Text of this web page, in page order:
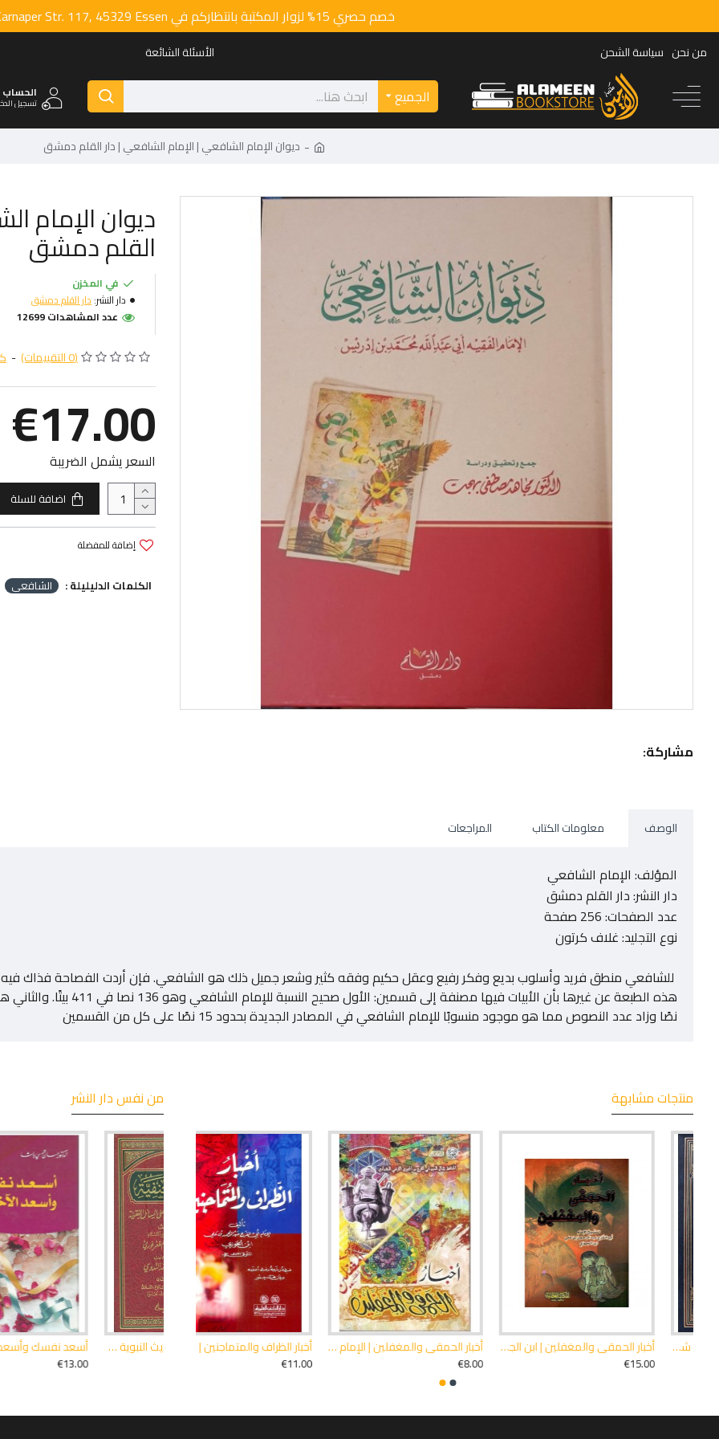
خصم حصري 15% لزوار المكتبة بانتظاركم في Karnaper Str. 117, 45329 Essen
من نحن سياسة الشحن الأسئلة الشائعة
الجميع الحساب
تسجيل
ديوان الإمام الشافعي | الإمام الشافعي | دار القلم دمشق
مشاركة:
ديوان الإمام
القلم دمشق
في المخزن
دار النشر:دار القلم دمشق
عدد المشاهدات 12699
(0 التقييمات) -
€17.00
اضافة للسلة
إضافة للمفضلة
السعر يشمل الضريبة
الكلمات الدليليلة : الشافعي
الوصف معلومات الكتاب المراجعات
المؤلف: الإمام الشافعي
دار النشر: دار القلم دمشق
عدد الصفحات: 256 صفحة
نوع التجليد: غلاف كرتون
للشافعي منطق فريد وأسلوب بديع وفكر رفيع وعقل حكيم وفقه كثير وشعر جميل ذلك هو الشافعي. فإن أردت الفصاحة فذاك فيه
نصًا وزاد عدد النصوص مما هو موجود منسوبًا للإمام الشافعي في المصادر الجديدة بحدود 15 نصًا على كل من القسمين
منتجات مشابهة
أخبار الظراف والمتماجنين | ابن الجوزي | دار الكتب العلمية
€11.00
أدب الدنيا والدين | الماوردي | دار ابن حزم
€21.50
من نفس دار النشر
أدلة الحنفية من الأحاديث النبوية على المسائل الفقهية | 3 مجلدات | محمد قاسم المظفر فوري | دار القلم دمشق
€45.00
أسعد نفسك وأسعد الآخرين | حسان شمسي باشا | دار القلم دمشق
€13.00
€85.00
الإقناع في مسائل الإجماع | 4